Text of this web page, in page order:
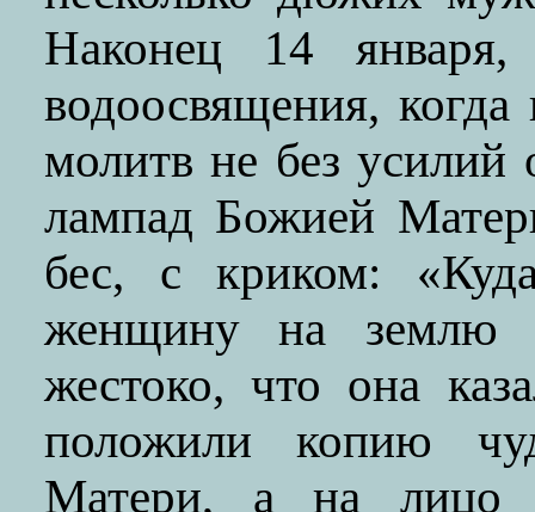
Наконец 14
водоосвящения,
молитв не без усилий
лампад Божией
бес, с криком:
женщину на землю
жестоко, что она
положили копию
Матери, а на лицо